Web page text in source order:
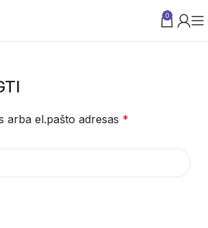
0
arba el.pašto adresas *